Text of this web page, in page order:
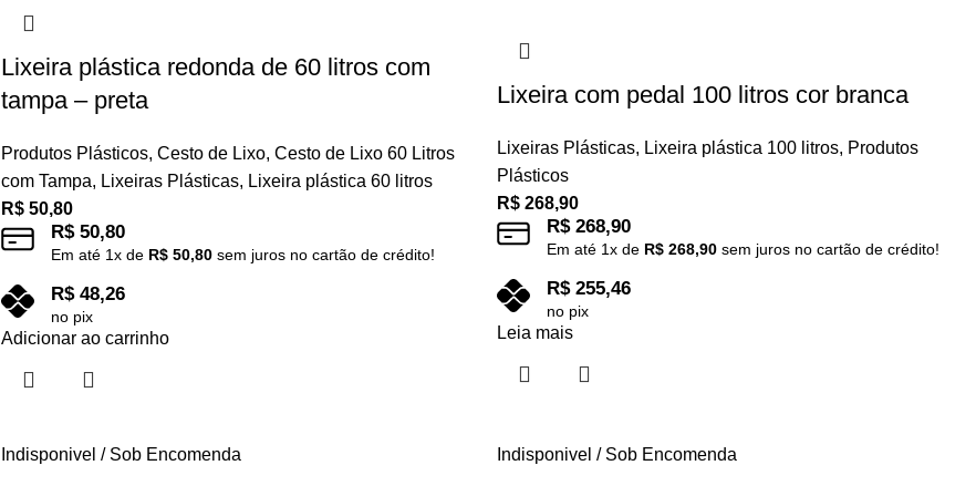
Lixeira plástica redonda de 60 litros com
tampa – preta
Produtos Plásticos, Cesto de Lixo, Cesto de Lixo 60 Litros
com Tampa, Lixeiras Plásticas, Lixeira plástica 60 litros
R$ 50,80
R$50,80
Em até 1x de R$ 50,80 sem juros no cartão de crédito!
R$48,26
no pix
Adicionar ao carrinho
Lixeira com pedal 100 litros cor branca
Lixeiras Plásticas, Lixeira plástica 100 litros, Produtos
Plásticos
R$ 268,90
R$268,90
Em até 1x de R$ 268,90 sem juros no cartão de crédito!
R$255,46
no pix
Leia mais
Indisponivel / Sob Encomenda Indisponivel / Sob Encomenda